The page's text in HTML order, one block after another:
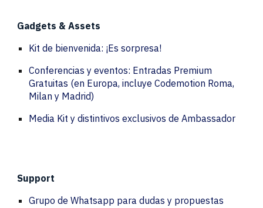
Gadgets & Assets
Kit de bienvenida: ¡Es sorpresa!
Conferencias y eventos: Entradas Premium
Gratuitas (en Europa, incluye Codemotion Roma,
Milan y Madrid)
Media Kit y distintivos exclusivos de Ambassador
Support
Grupo de Whatsapp para dudas y propuestas